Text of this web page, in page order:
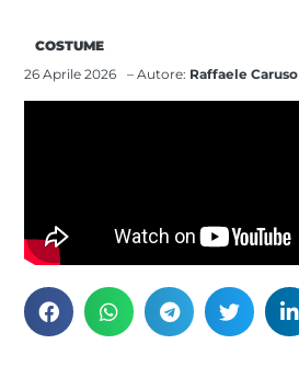
COSTUME
26 Aprile 2026
– Autore: Raffaele Caruso